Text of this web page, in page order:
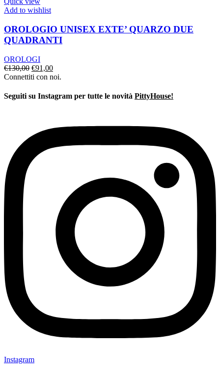
Add to wishlist
OROLOGIO UNISEX EXTE’ QUARZO DUE
QUADRANTI
OROLOGI
€130,00 Il
prezzo
era:
€130,00.
€91,00Il
prezzo
è:
€91,00.
Connettiti con noi.
Seguiti su Instagram per tutte le novità PittyHouse!
Instagram